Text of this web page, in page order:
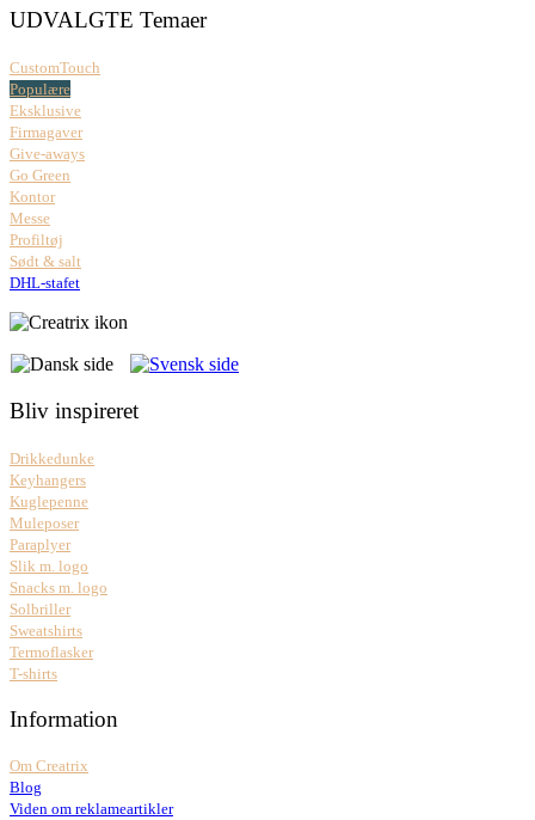
UDVALGTE Temaer
CustomTouch
Populære
Eksklusive
Firmagaver
Give-aways
Go Green
Kontor
Messe
Profiltøj
Sødt & salt
DHL-stafet
Bliv inspireret
Drikkedunke
Keyhangers
Kuglepenne
Muleposer
Paraplyer
Slik m. logo
Snacks m. logo
Solbriller
Sweatshirts
Termoflasker
T-shirts
Information
Om Creatrix
Blog
Viden om reklameartikler